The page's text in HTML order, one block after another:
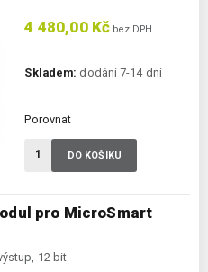
pro MicroSmart
12 bit
4 480,00 Kč bez DPH
Skladem: dodání 7-14 dní
Porovnat
DO KOŠÍKU